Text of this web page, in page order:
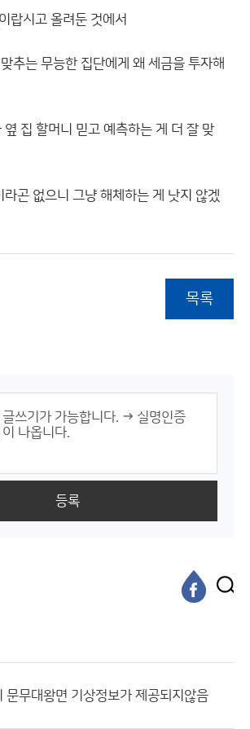
랍시고 올려둔 것에서
추는 무능한 집단에게 왜 세금을 투자해
옆 집 할머니 믿고 예측하는 게 더 잘 맞
라곤 없으니 그냥 해체하는 게 낫지 않겠
목록
등록
문무대왕면 기상정보가 제공되지않음